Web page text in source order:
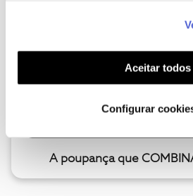
funcionalidades (cookies de
funcionalidade) e adaptar
(cookies de publicidade
utilização dos cookies clicando em
Aceitar todos
Configurar
A poupança que